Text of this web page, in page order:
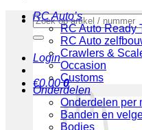
Zoeken
naar:
Login
€0.00 0
RC Auto’s
RC Auto Ready
RC Auto
Crawlers &
Occasion
Customs
Onderdelen
Onderdelen per
Banden en
Bodies